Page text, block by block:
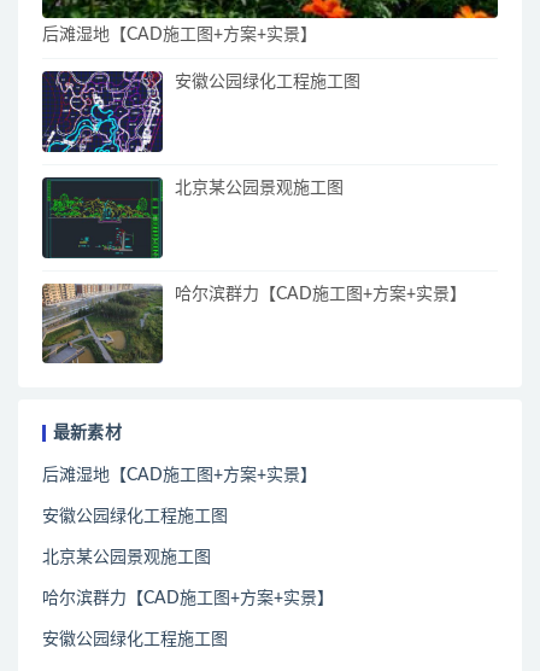
后滩湿地【CAD施工图+方案+实景】
安徽公园绿化工程施工图
北京某公园景观施工图
哈尔滨群力【CAD施工图+方案+实景】
最新素材
后滩湿地【CAD施工图+方案+实景】
安徽公园绿化工程施工图
北京某公园景观施工图
哈尔滨群力【CAD施工图+方案+实景】
安徽公园绿化工程施工图